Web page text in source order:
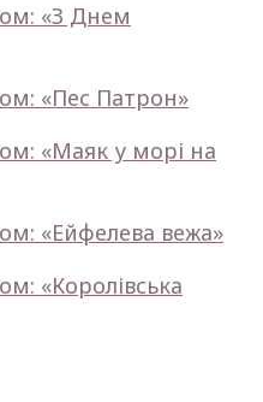
«З Днем
«Пес Патрон»
«Маяк у морі на
«Ейфелева вежа»
«Королівська